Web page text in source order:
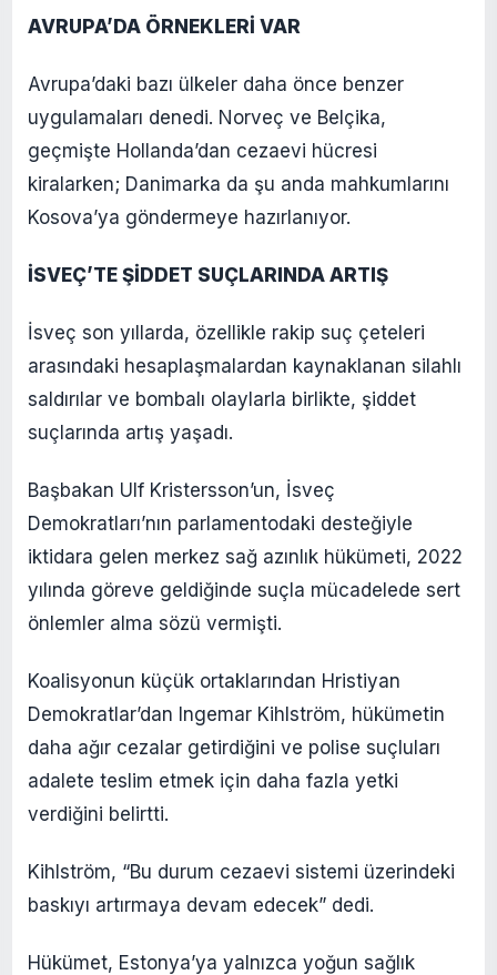
AVRUPA’DA ÖRNEKLERİ VAR
Avrupa’daki bazı ülkeler daha önce benzer
uygulamaları denedi. Norveç ve Belçika,
geçmişte Hollanda’dan cezaevi hücresi
kiralarken; Danimarka da şu anda mahkumlarını
Kosova’ya göndermeye hazırlanıyor.
İSVEÇ’TE ŞİDDET SUÇLARINDA ARTIŞ
İsveç son yıllarda, özellikle rakip suç çeteleri
arasındaki hesaplaşmalardan kaynaklanan silahlı
saldırılar ve bombalı olaylarla birlikte, şiddet
suçlarında artış yaşadı.
Başbakan Ulf Kristersson’un, İsveç
Demokratları’nın parlamentodaki desteğiyle
iktidara gelen merkez sağ azınlık hükümeti, 2022
yılında göreve geldiğinde suçla mücadelede sert
önlemler alma sözü vermişti.
Koalisyonun küçük ortaklarından Hristiyan
Demokratlar’dan Ingemar Kihlström, hükümetin
daha ağır cezalar getirdiğini ve polise suçluları
adalete teslim etmek için daha fazla yetki
verdiğini belirtti.
Kihlström, “Bu durum cezaevi sistemi üzerindeki
baskıyı artırmaya devam edecek” dedi.
Hükümet, Estonya’ya yalnızca yoğun sağlık